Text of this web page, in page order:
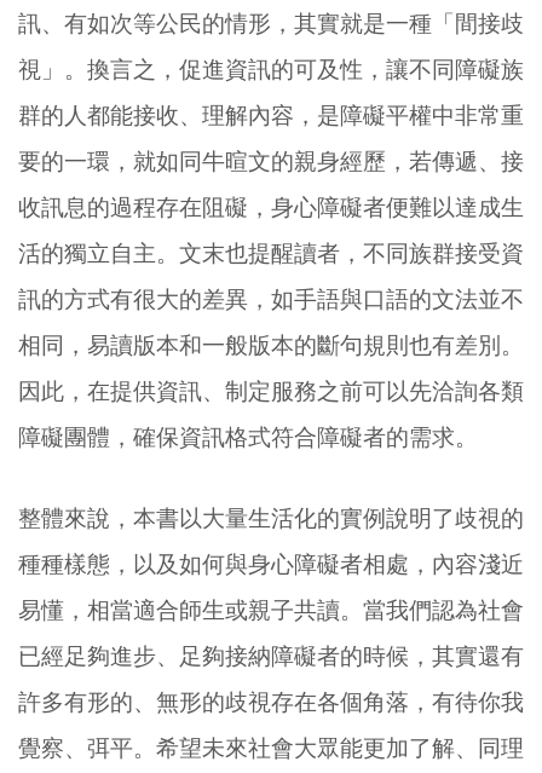
訊、有如次等公民的情形，其實就是一種「間接歧
視」。換言之，促進資訊的可及性，讓不同障礙族
群的人都能接收、理解內容，是障礙平權中非常重
要的一環，就如同牛暄文的親身經歷，若傳遞、接
收訊息的過程存在阻礙，身心障礙者便難以達成生
活的獨立自主。文末也提醒讀者，不同族群接受資
訊的方式有很大的差異，如手語與口語的文法並不
相同，易讀版本和一般版本的斷句規則也有差別。
因此，在提供資訊、制定服務之前可以先洽詢各類
障礙團體，確保資訊格式符合障礙者的需求。
整體來說，本書以大量生活化的實例說明了歧視的
種種樣態，以及如何與身心障礙者相處，內容淺近
易懂，相當適合師生或親子共讀。當我們認為社會
已經足夠進步、足夠接納障礙者的時候，其實還有
許多有形的、無形的歧視存在各個角落，有待你我
覺察、弭平。希望未來社會大眾能更加了解、同理